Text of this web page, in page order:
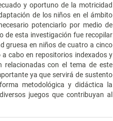
y oportuno de la motricidad
de los niños en el ámbito
potenciarlo por medio de
de esta investigación fue recopilar
gruesa en niños de cuatro a cinco
cabo en repositorios indexados y
relacionadas con el tema de este
ya que servirá de sustento
metodológica y didáctica la
juegos que contribuyan al